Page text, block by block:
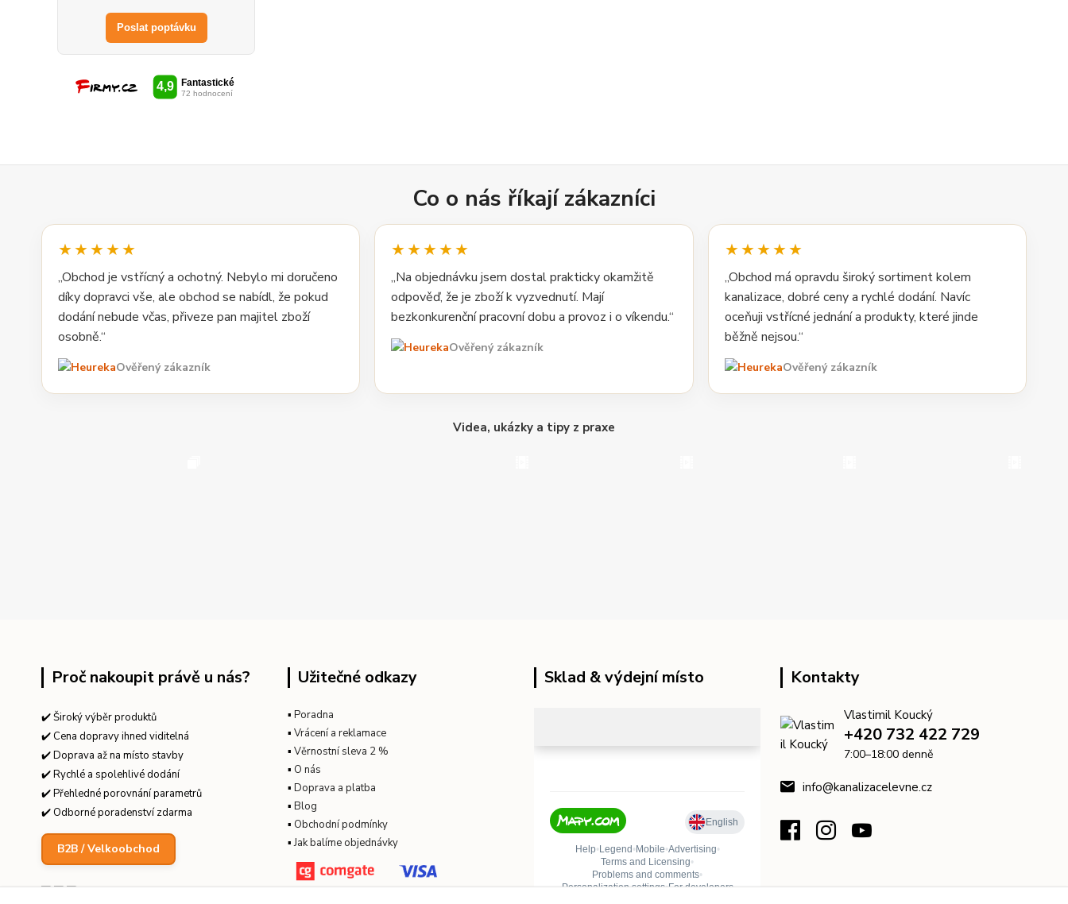
Poslat poptávku
Co o nás říkají zákazníci
★★★★★
„Obchod je vstřícný a ochotný. Nebylo mi doručeno
díky dopravci vše, ale obchod se nabídl, že pokud
dodání nebude včas, přiveze pan majitel zboží
osobně.“
Ověřený zákazník
★★★★★
„Na objednávku jsem dostal prakticky okamžitě
odpověď, že je zboží k vyzvednutí. Mají
bezkonkurenční pracovní dobu a provoz i o víkendu.“
Ověřený zákazník
★★★★★
„Obchod má opravdu široký sortiment kolem
kanalizace, dobré ceny a rychlé dodání. Navíc
oceňuji vstřícné jednání a produkty, které jinde
běžně nejsou.“
Ověřený zákazník
Videa, ukázky a tipy z praxe
Proč nakoupit právě u nás?
✔️ Široký výběr produktů
✔️ Cena dopravy ihned viditelná
✔️ Doprava až na místo stavby
✔️ Rychlé a spolehlivé dodání
✔️ Přehledné porovnání parametrů
✔️ Odborné poradenství zdarma
B2B / Velkoobchod
Užitečné odkazy
▪ Poradna
▪ Vrácení a reklamace
▪ Věrnostní sleva 2 %
▪ O nás
▪ Doprava a platba
▪ Blog
▪ Obchodní podmínky
▪Jak balíme objednávky
Sklad & výdejní místo Kontakty
Vlastimil Koucký
+420 732 422 729
7:00–18:00 denně
info@kanalizacelevne.cz